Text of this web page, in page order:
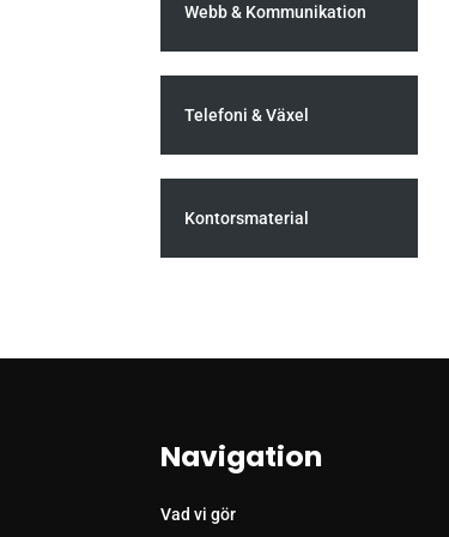
Webb & Kommunikation
Telefoni & Växel
Kontorsmaterial
Navigation
Vad vi gör